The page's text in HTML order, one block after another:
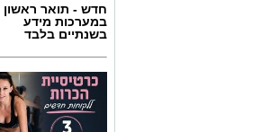
חדש - תואר ראשון
במערכות מידע
בשנתיים בלבד